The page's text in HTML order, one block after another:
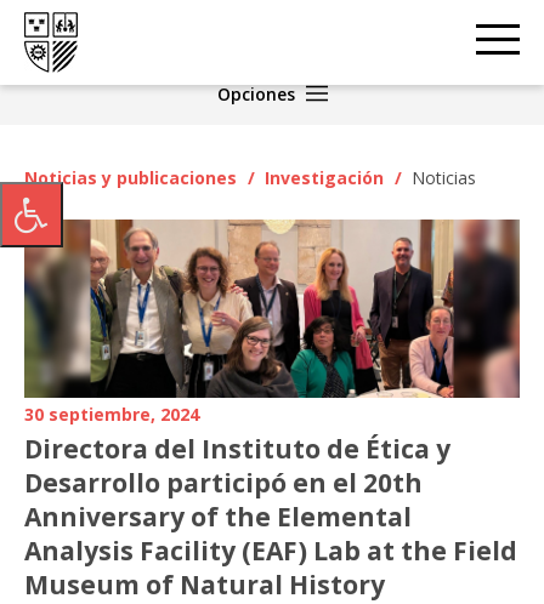
Opciones
Noticias y publicaciones / Investigación / Noticias
30 septiembre, 2024
Directora del Instituto de Ética y
Desarrollo participó en el 20th
Anniversary of the Elemental
Analysis Facility (EAF) Lab at the Field
Museum of Natural History